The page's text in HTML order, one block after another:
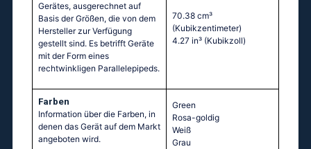
Gerätes, ausgerechnet auf
Basis der Größen, die von dem
Hersteller zur Verfügung
gestellt sind. Es betrifft Geräte
mit der Form eines
rechtwinkligen Parallelepipeds.
70.38 cm³
(Kubikzentimeter)
4.27 in³ (Kubikzoll)
Farben
Information über die Farben, in
denen das Gerät auf dem Markt
angeboten wird.
Green
Rosa-goldig
Weiß
Grau